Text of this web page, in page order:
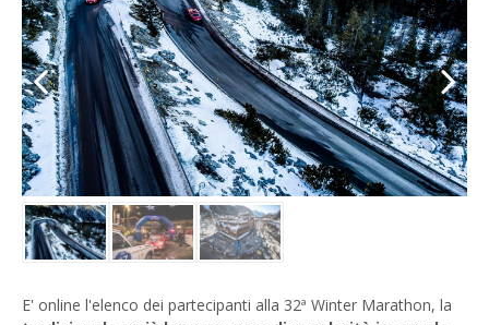
Previous Next
E' online l'elenco dei partecipanti alla 32ª Winter Marathon, la